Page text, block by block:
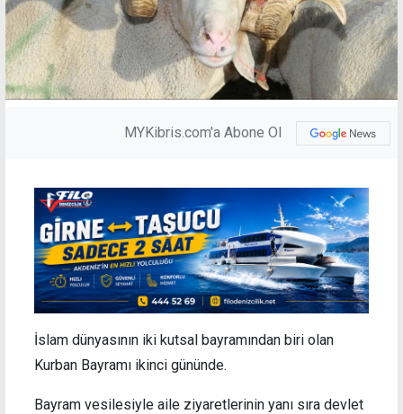
MYKibris.com'a Abone Ol
İslam dünyasının iki kutsal bayramından biri olan
Kurban Bayramı ikinci gününde.
Bayram vesilesiyle aile ziyaretlerinin yanı sıra devlet